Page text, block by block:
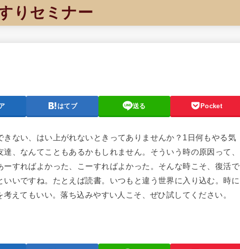
りセミナー
はてブ 送る Pocket
ない、はい上がれないときってありませんか？1日何もやる気
、なんてこともあるかもしれません。そういう時の原因って、
すればよかった、こーすればよかった。そんな時こそ、復活で
いいですね。たとえば読書。いつもと違う世界に入り込む。時に
えてもいい。落ち込みやすい人こそ、ぜひ試してください。